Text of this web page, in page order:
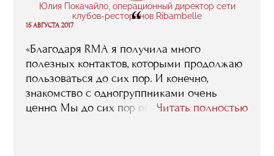
Юлия Покачайло, операционный директор сети
клубов-ресторанов Ribambelle
“
15 АВГУСТА 2017
«Благодаря RMA я получила много
полезных контактов, которыми продолжаю
пользоваться до сих пор. И конечно,
знакомство с одногруппниками очень
ценно. Мы до сих пор общаемся,Читать полностью